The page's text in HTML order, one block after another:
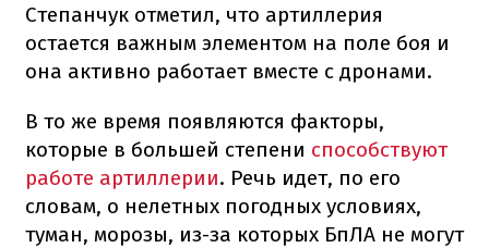
Степанчук отметил, что артиллерия
остается важным элементом на поле боя и
она активно работает вместе с дронами.
В то же время появляются факторы,
которые в большей степени способствуют
работе артиллерии. Речь идет, по его
словам, о нелетных погодных условиях,
туман, морозы, из-за которых БпЛА не могут